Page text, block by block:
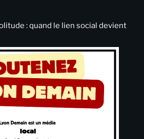
: quand le lien social devient